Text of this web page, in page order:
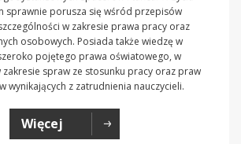
sprawnie porusza się wśród przepisów
w zakresie prawa pracy oraz
osobowych. Posiada także wiedzę w
pojętego prawa oświatowego, w
zakresie spraw ze stosunku pracy oraz praw
wynikających z zatrudnienia nauczycieli.
Więcej